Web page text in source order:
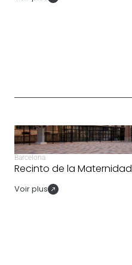
Barcelona
Recinto de la Maternidad
Voir plus